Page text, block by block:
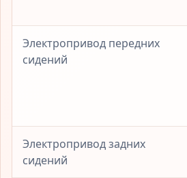
Электропривод передних
сидений
Электропривод задних
сидений